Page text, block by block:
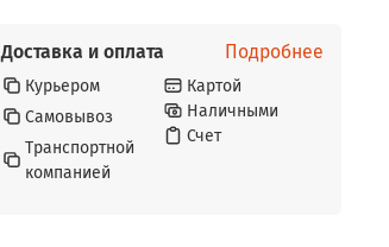
Доставка и оплата Подробнее
Курьером
Самовывоз
Транспортной
компанией
Картой
Наличными
Счет